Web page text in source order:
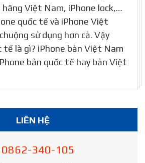
hãng Việt Nam, iPhone lock,…
quốc tế và iPhone Việt
sử dụng hơn cả. Vậy
tế là gì? iPhone bản Việt Nam
bản quốc tế hay bản Việt
LIÊN HỆ
0862-340-105